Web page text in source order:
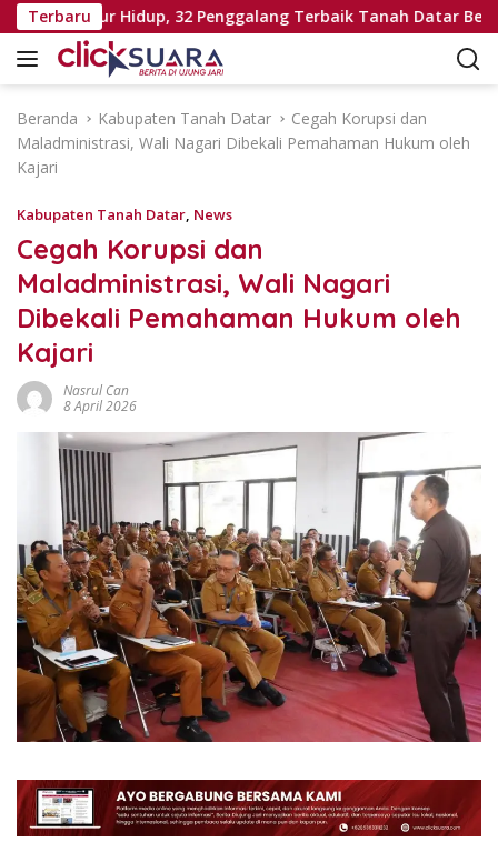
a
Terbaru
Seumur Hidup, 32 Penggalang Terbaik Tanah Datar Bertolak
Beranda Kabupaten Tanah Datar
Cegah Korupsi dan
Maladministrasi, Wali Nagari Dibekali Pemahaman Hukum oleh
Kajari
Kabupaten Tanah Datar, News
Cegah Korupsi dan
Maladministrasi, Wali Nagari
Dibekali Pemahaman Hukum oleh
Kajari
Nasrul Can
8 April 2026